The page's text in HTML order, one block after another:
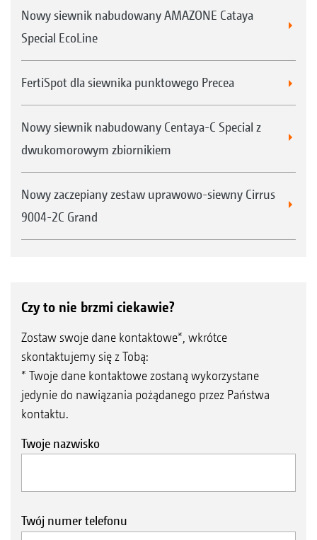
Nowy siewnik nabudowany AMAZONE Cataya
Special EcoLine
FertiSpot dla siewnika punktowego Precea
Nowy siewnik nabudowany Centaya-C Special z
dwukomorowym zbiornikiem
Nowy zaczepiany zestaw uprawowo-siewny Cirrus
9004-2C Grand
Czy to nie brzmi ciekawie?
Zostaw swoje dane kontaktowe*, wkrótce
skontaktujemy się z Tobą:
* Twoje dane kontaktowe zostaną wykorzystane
jedynie do nawiązania pożądanego przez Państwa
kontaktu.
Twoje nazwisko
Twój numer telefonu